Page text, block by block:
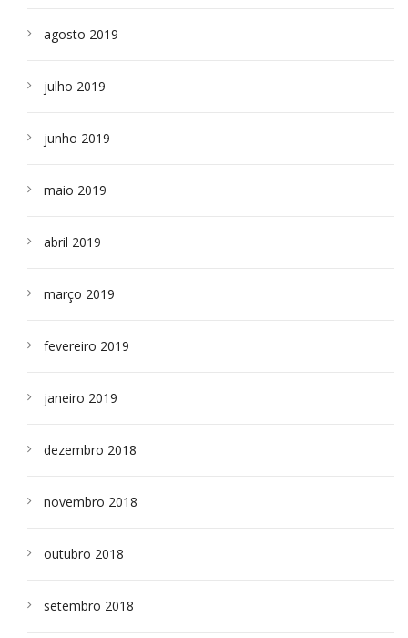
agosto 2019
julho 2019
junho 2019
maio 2019
abril 2019
março 2019
fevereiro 2019
janeiro 2019
dezembro 2018
novembro 2018
outubro 2018
setembro 2018